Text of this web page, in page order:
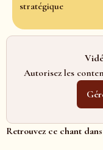
stratégique
Autorisez les
Retrouvez ce chant